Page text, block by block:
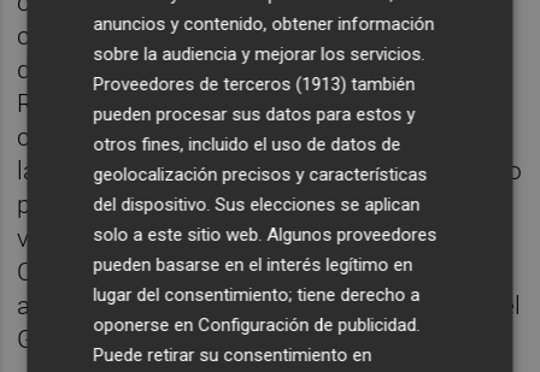
colaboración interinstitucional en beneficio
de los vecinos y vecinas de Castellón.
Reivindicando también las mejores
condiciones, los mejores medios, para los y
las guardias civiles, para quienes lo dan ‘todo
por la patria’. Un trabajo conjunto en el que
vamos de la mano con el resto de Fuerzas y
Cuerpos de Seguridad del Estado y con
administraciones como la Subdelegación del
Gobierno”.
anuncios y contenido, obtener información
sobre la audiencia y mejorar los servicios.
Proveedores de terceros (1913) también
pueden procesar sus datos para estos y
otros fines, incluido el uso de datos de
geolocalización precisos y características
del dispositivo. Sus elecciones se aplican
solo a este sitio web. Algunos proveedores
pueden basarse en el interés legítimo en
lugar del consentimiento; tiene derecho a
oponerse enConfiguración de publicidad
Puede retirar su consentimiento en